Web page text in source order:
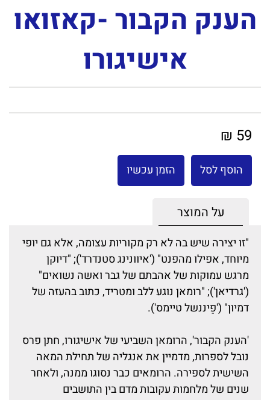
הענק הקבור -קאזואו
אישיגורו
59 ₪
הוסף לסל הזמן עכשיו
על המוצר
"זו יצירה שיש בה לא רק מקוריות עצומה, אלא גם יופי
מיוחד, אפילו מהפנט" ('איוונינג סטנדרד'); "דיוקן
מרגש עמוקות של אהבתם של גבר ואשה נשואים"
('גרדיאן'); "רומאן נוגע ללב ומטריד, כתוב בהעזה של
דמיון" ('פַיננשל טיימס').
'הענק הקבור', הרומאן השביעי של אישיגורו, חתן פרס
נובל לספרות, מדמיין את אנגליה של תחילת המאה
השישית לספירה. הרומאים כבר נסוגו ממנה, ולאחר
שנים של מלחמות עקובות מדם בין התושבים